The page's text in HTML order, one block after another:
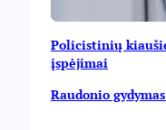
Policistinių
įspėjimai
Raudonio